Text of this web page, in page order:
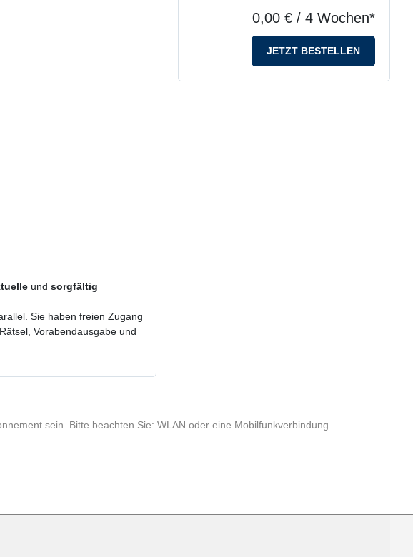
und sorgfältig
Sie haben freien Zugang
Vorabendausgabe und
0,00 € / 4 Wochen*
JETZT BESTELLEN
sein. Bitte beachten Sie: WLAN oder eine Mobilfunkverbindung